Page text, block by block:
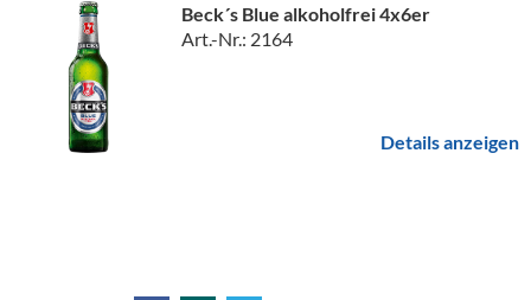
Beck´s Blue alkoholfrei 4x6er
Art.-Nr.: 2164
Details anzeigen